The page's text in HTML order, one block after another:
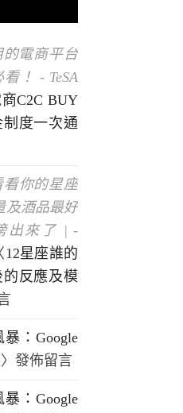
的電商平台
！ - TeSA
C2C BUY
度一次通
看你的星座
及酒品最好
出來了 | -
12星座誰的
反應及模
暴：Google
〉發佈留言
暴：Google